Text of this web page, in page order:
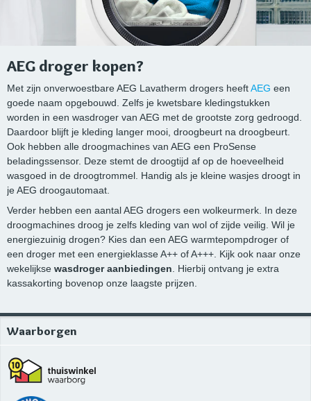
AEG droger kopen?
Met zijn onverwoestbare AEG Lavatherm drogers heeftAEG een
goede naam opgebouwd. Zelfs je kwetsbare kledingstukken
worden in een wasdroger van AEG met de grootste zorg gedroogd.
Daardoor blijft je kleding langer mooi, droogbeurt na droogbeurt.
Ook hebben alle droogmachines van AEG een ProSense
beladingssensor. Deze stemt de droogtijd af op de hoeveelheid
wasgoed in de droogtrommel. Handig als je kleine wasjes droogt in
je AEG droogautomaat.
Verder hebben een aantal AEG drogers een wolkeurmerk. In deze
droogmachines droog je zelfs kleding van wol of zijde veilig. Wil je
energiezuinig drogen? Kies dan een AEG warmtepompdroger of
een droger met een energieklasse A++ of A+++. Kijk ook naar onze
wekelijkse wasdroger aanbiedingen. Hierbij ontvang je extra
kassakorting bovenop onze laagste prijzen.
Waarborgen